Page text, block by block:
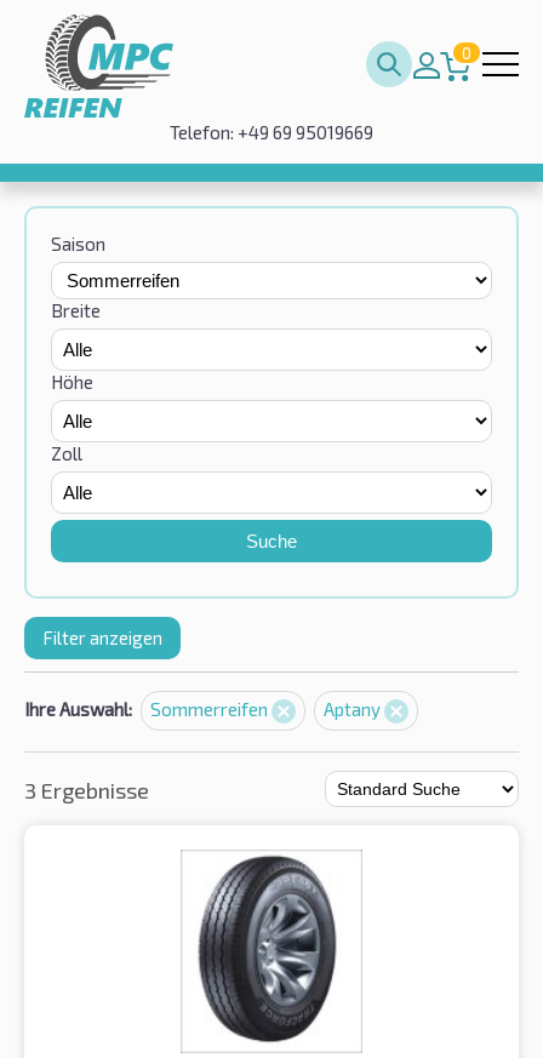
0
Telefon: +49 69 95019669
Saison
Breite
Höhe
Zoll
Suche
Filter anzeigen
Ihre Auswahl: Sommerreifen Aptany
3 Ergebnisse